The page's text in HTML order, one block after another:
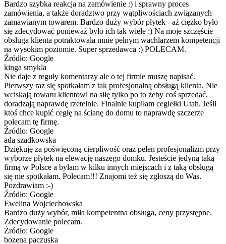
Bardzo szybka reakcja na zamówienie :) i sprawny proces
zamówienia, a także doradztwo przy wątpliwościach związanych
zamawianym towarem. Bardzo duży wybór płytek - aż ciężko było
się zdecydować ponieważ było ich tak wiele :) Na moje szczęście
obsługa klienta potraktowała mnie pełnym wachlarzem kompetencji
na wysokim poziomie. Super sprzedawca :) POLECAM.
Źródło: Google
kinga smykla
Nie daje z reguły komentarzy ale o tej firmie muszę napisać.
Pierwszy raz się spotkałam z tak profesjonalną obsługą klienta. Nie
wciskają towaru klientowi na siłę tylko po to żeby coś sprzedać,
doradzają naprawdę rzetelnie. Finalnie kupiłam cegiełki Utah. Jeśli
ktoś chce kupić cegłę na ścianę do domu to naprawdę szczerze
polecam tę firmę.
Źródło: Google
ada szadkowska
Dziękuję za poświęconą cierpliwość oraz pełen profesjonalizm przy
wyborze płytek na elewację naszego domku. Jesteście jedyną taką
firmą w Polsce a byłam w kilku innych miejscach i z taką obsługą
się nie spotkałam. Polecam!!! Znajomi też się zgłoszą do Was.
Pozdrawiam :-)
Źródło: Google
Ewelina Wojciechowska
Bardzo duży wybór, miła kompetentna obsługa, ceny przystępne.
Zdecydowanie polecam.
Źródło: Google
bozena paczuska